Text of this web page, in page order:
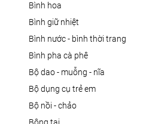
bình hoa
bình giữ nhiệt
bình nước - bình thời trang
bình pha cà phê
bộ dao - muỗng - nĩa
bộ dụng cụ trẻ em
bộ nồi - chảo